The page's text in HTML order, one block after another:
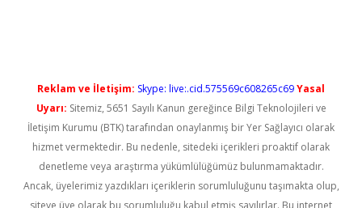
Reklam ve İletişim: Skype: live:.cid.575569c608265c69Yasal
Uyarı: Sitemiz, 5651 Sayılı Kanun gereğince Bilgi Teknolojileri ve
İletişim Kurumu (BTK) tarafından onaylanmış bir Yer Sağlayıcı olarak
hizmet vermektedir. Bu nedenle, sitedeki içerikleri proaktif olarak
denetleme veya araştırma yükümlülüğümüz bulunmamaktadır.
Ancak, üyelerimiz yazdıkları içeriklerin sorumluluğunu taşımakta olup,
siteye üye olarak bu sorumluluğu kabul etmiş sayılırlar. Bu internet